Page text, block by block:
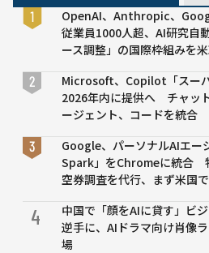
OpenAI、Anthropic、
従業員1000人超、AI研究自
ース調整」の国際枠組みを
Microsoft、Copilot「スー
2026年内に提供へ チャッ
ージェント、コードを統合
Google、パーソナルAIエー
Spark」をChromeに統合
空券調査を代行、まず米国で
4
中国で「顔をAIに貸す」ビ
逆手に、AIドラマ向け肖像
場